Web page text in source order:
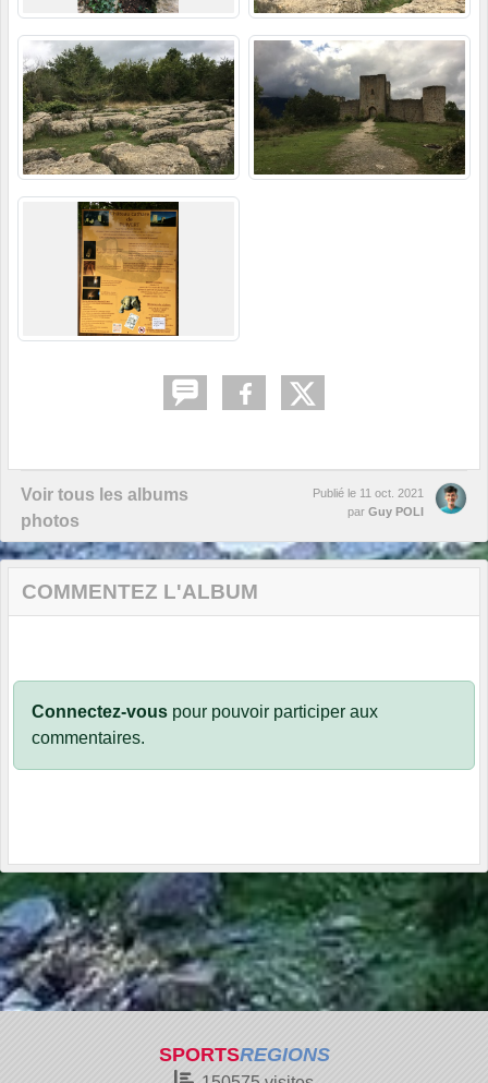
Voir tous les albums
photos
Publié le 11 oct. 2021
par Guy POLI
COMMENTEZ L'ALBUM
Connectez-vous pour pouvoir participer aux
commentaires.
SPORTSREGIONS